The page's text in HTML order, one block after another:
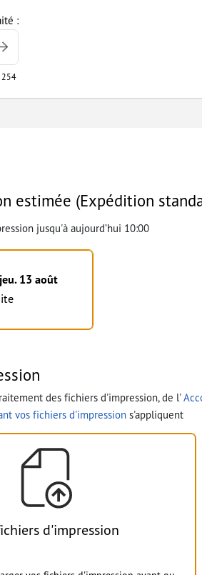
:
254
estimée (Expédition
jusqu'à aujourd’hui 10:00
13 août
des fichiers d'impression, de l'
vos fichiers d'impression s'appliquent
d'impression